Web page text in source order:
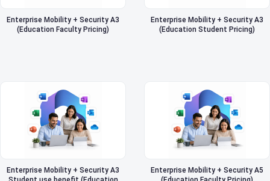
Enterprise Mobility + Security A3
(Education Faculty Pricing)
Enterprise Mobility + Security A3
(Education Student Pricing)
Enterprise Mobility + Security A3
Enterprise Mobility + Security A5